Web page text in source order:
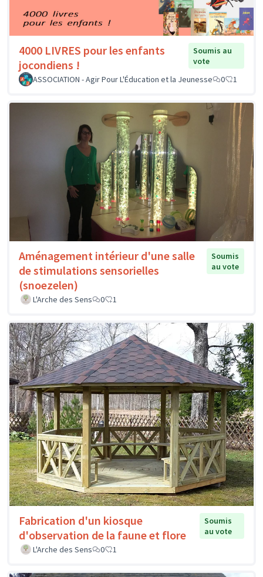
4000 LIVRES pour les enfants
jocondiens !
Soumis au
vote
ASSOCIATION - Agir Pour L'Éducation et la Jeunesse
0 1
Aménagement intérieur d'une salle
de stimulations sensorielles
(snoezelen)
Soumis
au vote
L'Arche des Sens 0 1
Fabrication d'un kiosque
d'observation de la faune et flore
Soumis
au vote
L'Arche des Sens
0 1